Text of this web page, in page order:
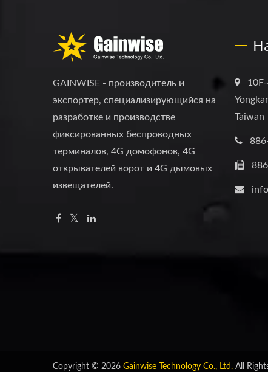
GAINWISE - производитель и
экспортер, специализирующийся на
разработке и производстве
фиксированных беспроводных
терминалов, 4G домофонов, 4G
открывателей ворот и 4G дымовых
извещателей.
Taiwan
Copyright © 2026 Gainwise Technology Co., Ltd. All